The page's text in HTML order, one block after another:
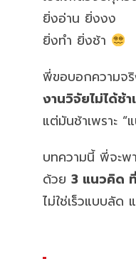
ยิ่งอ่าน ยิ่งงง
ยิ่งทำ ยิ่งช้า
พี่ขอบอกความจ
งานวิจัยไม่ได้ช้า
แต่มันช้าเพราะ
บทความนี้ พี่จะพ
ด้วย 3 แนวคิด ที่
ไม่ใช่เร็วแบบลัด